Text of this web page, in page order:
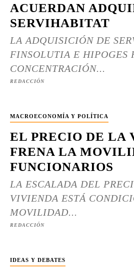
ACUERDAN
SERVIHABITAT
LA ADQUISICIÓN DE
FINSOLUTIA E HIPOGES
CONCENTRACIÓN...
REDACCIÓN
MACROECONOMÍA Y POLÍTICA
EL PRECIO DE LA
FRENA LA
FUNCIONARIOS
LA ESCALADA DEL
VIVIENDA ESTÁ
MOVILIDAD...
REDACCIÓN
IDEAS Y DEBATES